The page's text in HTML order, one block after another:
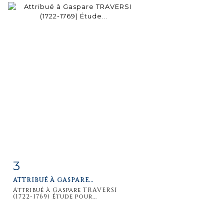
3
ATTRIBUÉ À GASPARE...
Attribué à Gaspare TRAVERSI
(1722-1769) Étude pour...